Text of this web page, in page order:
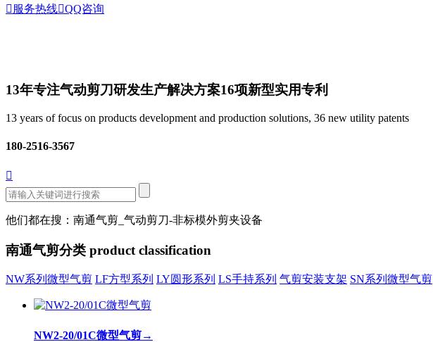
 服务热线QQ咨询
13年专注气动剪刀研发生产解决方案16项新型实用专利
13 years of focus on products development and production solutions, 36 new utility patents
180-2516-3567

他们都在搜：南通气剪_气动剪刀-非标模外剪夹设备
南通气剪分类 product classification
NW系列微型气剪 LF方型系列 LY圆形系列 LS手持系列 气剪安装支架 SN系列微型气剪
NW2-20/01C微型气剪→